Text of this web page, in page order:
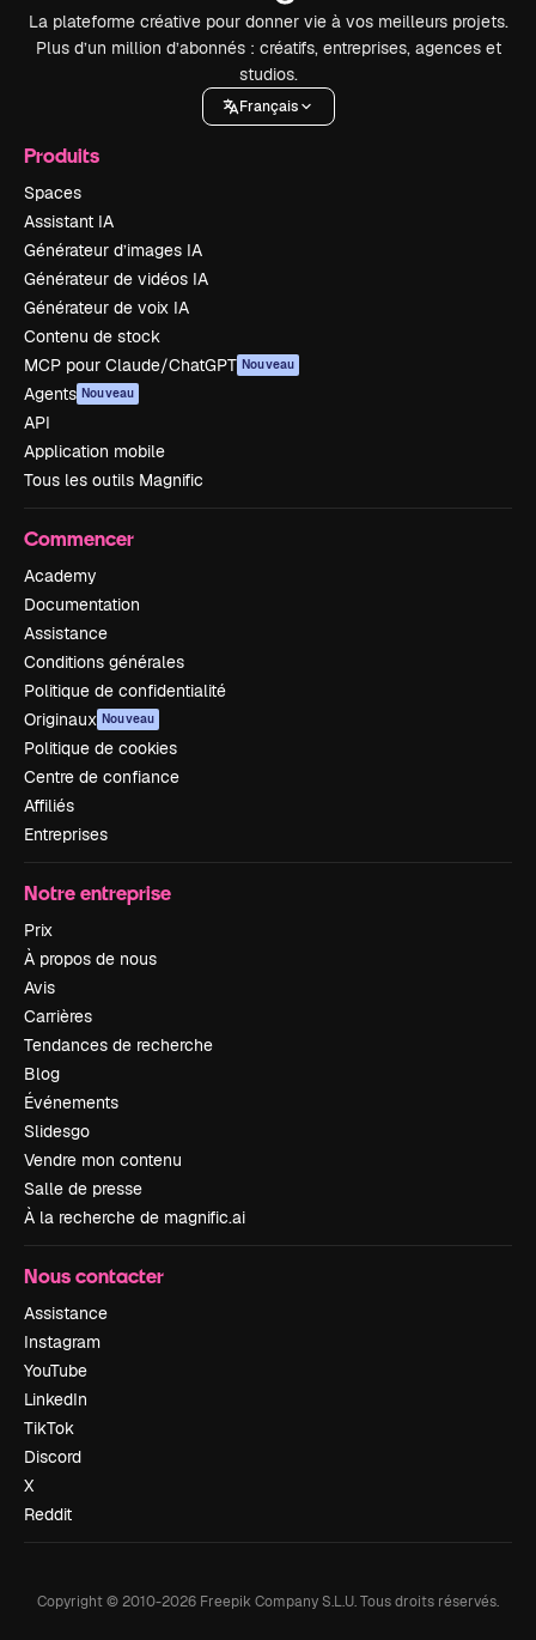
La plateforme créative pour donner vie à vos meilleurs projets.
Plus d’un million d’abonnés : créatifs, entreprises, agences et
studios.
Français
Produits
Spaces
Assistant IA
Générateur d’images IA
Générateur de vidéos IA
Générateur de voix IA
Contenu de stock
MCP pour Claude/ChatGPT Nouveau
Agents Nouveau
API
Application mobile
Tous les outils Magnific
Commencer
Academy
Documentation
Assistance
Conditions générales
Politique de confidentialité
Originaux Nouveau
Politique de cookies
Centre de confiance
Affiliés
Entreprises
Notre entreprise
Prix
À propos de nous
Avis
Carrières
Tendances de recherche
Blog
Événements
Slidesgo
Vendre mon contenu
Salle de presse
À la recherche de magnific.ai
Nous contacter
Assistance
Instagram
YouTube
LinkedIn
TikTok
Discord
X
Reddit
Copyright © 2010-2026 Freepik Company S.L.U.Tous droits réservés.